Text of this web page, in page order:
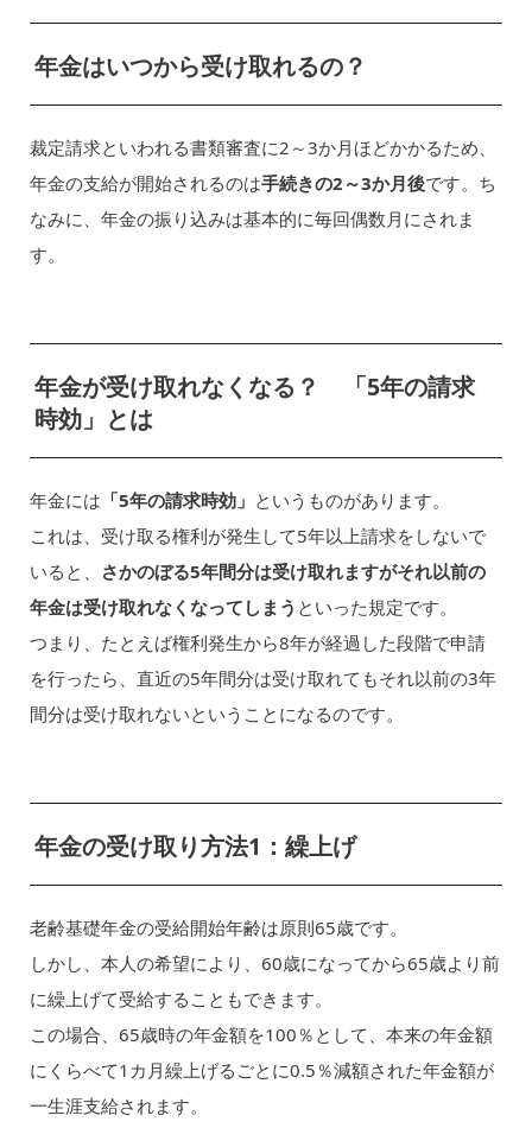
年金はいつから受け取れるの？
裁定請求といわれる書類審査に2～3か月ほどかかるため、
年金の支給が開始されるのは手続きの2～3か月後です。ち
なみに、年金の振り込みは基本的に毎回偶数月にされま
す。
年金が受け取れなくなる？ 「5年の請求
時効」とは
年金には 「5年の請求時効」 というものがあります。
これは、受け取る権利が発生して5年以上請求をしないで
いると、
さかのぼる5年間分は受け取れますがそれ以前の
年金は受け取れなくなってしまう といった規定です。
つまり、たとえば権利発生から8年が経過した段階で申請
を行ったら、直近の5年間分は受け取れてもそれ以前の3年
間分は受け取れないということになるのです。
年金の受け取り方法1：繰上げ
老齢基礎年金の受給開始年齢は原則65歳です。
しかし、本人の希望により、60歳になってから65歳より前
に繰上げて受給することもできます。
この場合、65歳時の年金額を100％として、本来の年金額
にくらべて1カ月繰上げるごとに0.5％減額された年金額が
一生涯支給されます。